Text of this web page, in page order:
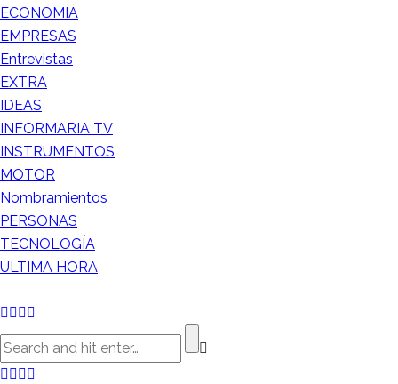
ECONOMIA
EMPRESAS
Entrevistas
EXTRA
IDEAS
INFORMARIA TV
INSTRUMENTOS
MOTOR
Nombramientos
PERSONAS
TECNOLOGÍA
ULTIMA HORA